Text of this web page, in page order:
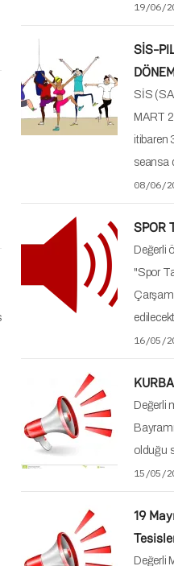
19
Değerli
mevcut
11/05/
1
Değerli
27/04/
23
Değerli
16/04/
70.
Değerli
12/03/